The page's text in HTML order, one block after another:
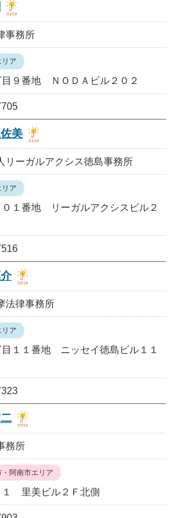
事務所
ア
９番地 ＮＯＤＡビル２０２
美
リーガルアクシス徳島事務所
ア
１番地 リーガルアクシスビル２
法律事務所
ア
１１番地 ニッセイ徳島ビル１１
務所
阿南市エリア
１ 里美ビル２Ｆ北側